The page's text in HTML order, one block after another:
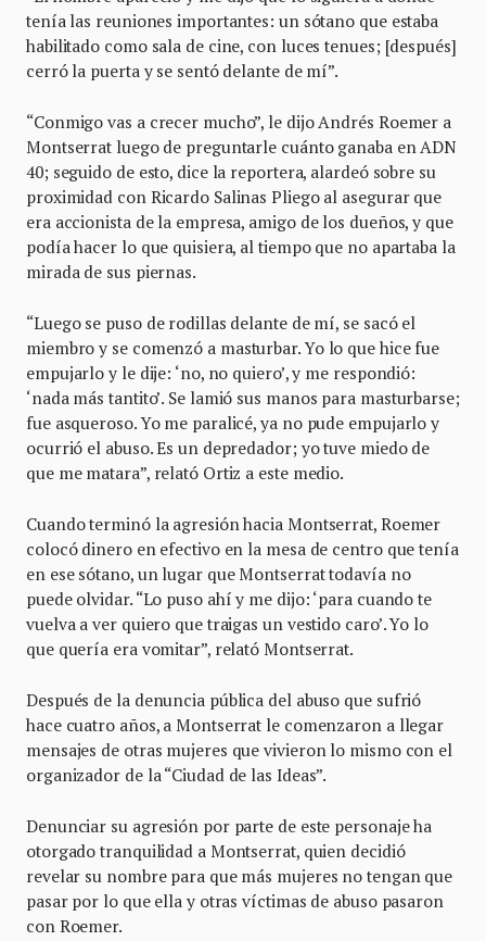
tenía las reuniones importantes: un sótano que estaba
habilitado como sala de cine, con luces tenues; [después]
cerró la puerta y se sentó delante de mí”.
“Conmigo vas a crecer mucho”, le dijo Andrés Roemer a
Montserrat luego de preguntarle cuánto ganaba en ADN
40; seguido de esto, dice la reportera, alardeó sobre su
proximidad con Ricardo Salinas Pliego al asegurar que
era accionista de la empresa, amigo de los dueños, y que
podía hacer lo que quisiera, al tiempo que no apartaba la
mirada de sus piernas.
“Luego se puso de rodillas delante de mí, se sacó el
miembro y se comenzó a masturbar. Yo lo que hice fue
empujarlo y le dije: ‘no, no quiero’, y me respondió:
‘nada más tantito’. Se lamió sus manos para masturbarse;
fue asqueroso. Yo me paralicé, ya no pude empujarlo y
ocurrió el abuso. Es un depredador; yo tuve miedo de
que me matara”, relató Ortiz a este medio.
Cuando terminó la agresión hacia Montserrat, Roemer
colocó dinero en efectivo en la mesa de centro que tenía
en ese sótano, un lugar que Montserrat todavía no
puede olvidar. “Lo puso ahí y me dijo: ‘para cuando te
vuelva a ver quiero que traigas un vestido caro’. Yo lo
que quería era vomitar”, relató Montserrat.
Después de la denuncia pública del abuso que sufrió
hace cuatro años, a Montserrat le comenzaron a llegar
mensajes de otras mujeres que vivieron lo mismo con el
organizador de la “Ciudad de las Ideas”.
Denunciar su agresión por parte de este personaje ha
otorgado tranquilidad a Montserrat, quien decidió
revelar su nombre para que más mujeres no tengan que
pasar por lo que ella y otras víctimas de abuso pasaron
con Roemer.